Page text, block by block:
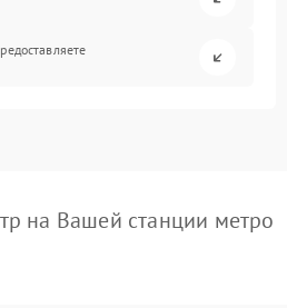
на Вашей станции метро